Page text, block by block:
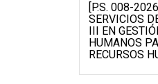
[P.S. 008-
SERVICIOS
III EN
HUMANOS
RECURSOS